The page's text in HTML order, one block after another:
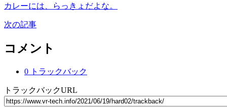
カレーには、らっきょだよな。
次の記事
コメント
0 トラックバック
トラックバックURL